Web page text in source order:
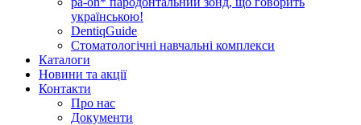
українською!
DentiqGuide
Стоматологічні навчальні комплекси
Каталоги
Новини та акції
Контакти
Про нас
Документи